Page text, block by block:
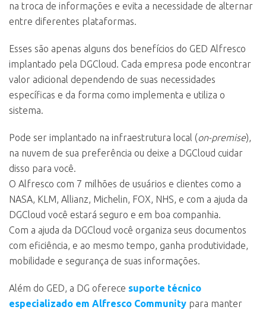
na troca de informações e evita a necessidade de alternar
entre diferentes plataformas.
Esses são apenas alguns dos benefícios do GED Alfresco
implantado pela DGCloud. Cada empresa pode encontrar
valor adicional dependendo de suas necessidades
específicas e da forma como implementa e utiliza o
sistema.
Pode ser implantado na infraestrutura local (on-premise),
na nuvem de sua preferência ou deixe a DGCloud cuidar
disso para você.
O Alfresco com 7 milhões de usuários e clientes como a
NASA, KLM, Allianz, Michelin, FOX, NHS, e com a ajuda da
DGCloud você estará seguro e em boa companhia.
Com a ajuda da DGCloud você organiza seus documentos
com eficiência, e ao mesmo tempo, ganha produtividade,
mobilidade e segurança de suas informações.
Além do GED, a DG oferece suporte técnico
especializado em Alfresco Community para manter